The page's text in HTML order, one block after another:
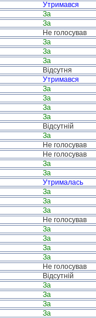
Утримався
За
За
Не голосував
За
За
За
Відсутня
Утримався
За
За
За
За
Відсутній
За
Не голосував
Не голосував
За
За
Утрималась
За
За
За
Не голосував
За
За
За
За
Не голосував
Відсутній
За
За
За
За